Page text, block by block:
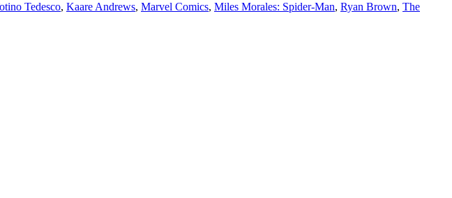
Tedesco, Kaare Andrews, Marvel Comics, Miles Morales: Spider-Man, Ryan Brown, The